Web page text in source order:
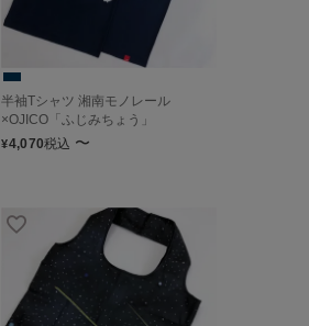
半袖Tシャツ 湘南モノレール
×OJICO「ふじみちょう」
¥4,070税込 〜